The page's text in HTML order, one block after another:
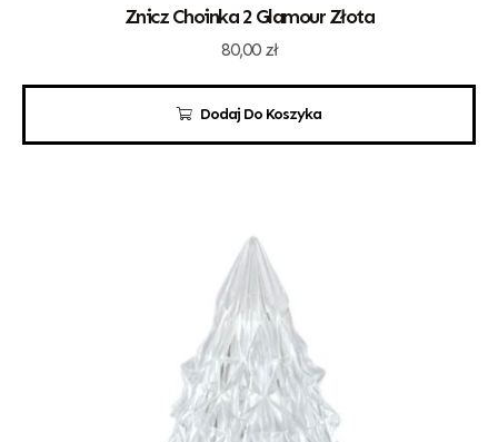
Dodaj Do Koszyka
Znicz Choinka 2 Glamour Złota
80,00 zł